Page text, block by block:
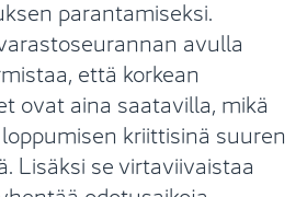
parantamiseksi.
avulla
että korkean
ovat aina saatavilla, mikä
kriittisinä suuren
Lisäksi se virtaviivaistaa